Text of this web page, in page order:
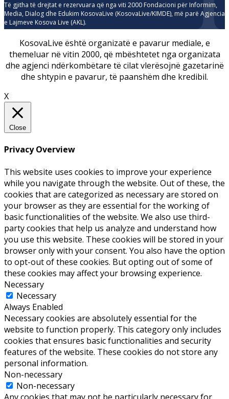
Të gjitha të drejtat e rezervuara që nga viti 2000 Fondacioni për Informim,
Media, Dialog dhe Edukim KosovaLive (KosovaLive/KIMDE), më parë Agjencia
e Lajmeve Kosova Live (AKL).
KosovaLive është organizatë e pavarur mediale, e
themeluar në vitin 2000, që mbështetet nga organizata
dhe agjenci ndërkombëtare të cilat vlerësojnë gazetarinë
dhe shtypin e pavarur, të paanshëm dhe kredibil.
X
Close
Privacy Overview
This website uses cookies to improve your experience
while you navigate through the website. Out of these, the
cookies that are categorized as necessary are stored on
your browser as they are essential for the working of
basic functionalities of the website. We also use third-
party cookies that help us analyze and understand how
you use this website. These cookies will be stored in your
browser only with your consent. You also have the option
to opt-out of these cookies. But opting out of some of
these cookies may affect your browsing experience.
Necessary
Necessary
Always Enabled
Necessary cookies are absolutely essential for the
website to function properly. This category only includes
cookies that ensures basic functionalities and security
features of the website. These cookies do not store any
personal information.
Non-necessary
Non-necessary